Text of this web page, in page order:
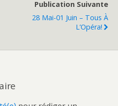
Publication Suivante
28 Mai-01 Juin – Tous À
L’Opéra!